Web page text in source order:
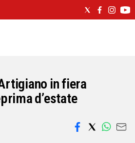
in fiera
d’estate